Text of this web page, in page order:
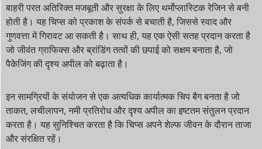
बाहरी परत अतिरिक्त मजबूती और सुरक्षा के लिए थर्मोप्लास्टिक रेजिन से बनी
होती है। यह चिप्स को प्रकाश के संपर्क से बचाती है, जिससे स्वाद और
गुणवत्ता में गिरावट आ सकती है। साथ ही, यह एक ऐसी सतह प्रदान करता है
जो जीवंत ग्राफिक्स और ब्रांडिंग तत्वों की छपाई को सक्षम बनाता है, जो
पैकेजिंग की दृश्य अपील को बढ़ाता है।
इन सामग्रियों के संयोजन से एक अत्यधिक कार्यात्मक चिप बैग बनता है जो
ताकत, लचीलापन, नमी प्रतिरोध और दृश्य अपील का इष्टतम संतुलन प्रदान
करता है। यह सुनिश्चित करता है कि चिप्स अपने शेल्फ जीवन के दौरान ताजा
और संरक्षित रहें।